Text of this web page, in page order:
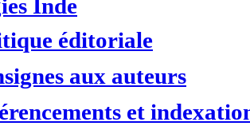
Inde
éditoriale
aux auteurs
et